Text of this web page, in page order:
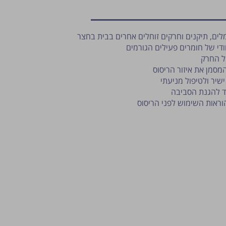
תיקנים וחרקים זוחלים אחרים בבית בחצר
של חומרים פעילים הגורמים
החרק
את איזור הריסוס
ולטיפול מניעתי
להגנת הסביבה
השימוש לפני הריסוס